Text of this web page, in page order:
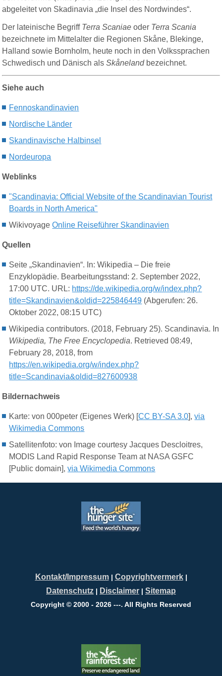
abgeleitet von Skadinavia „die Insel des Nordwindes“.
Der lateinische BegriffTerra Scaniae oder Terra Scania
bezeichnete im Mittelalter die Regionen Skåne, Blekinge,
Halland sowie Bornholm, heute noch in den Volkssprachen
Schwedisch und Dänisch alsSkånelandbezeichnet.
Siehe auch
Fennoskandinavien
Nordische Länder
Skandinavische Halbinsel
Nordeuropa
Weblinks
"Scandinavia: Official Website of the Scandinavian Tourist
Boards in North America"
WikivoyageOnline Reiseführer Skandinavien
Quellen
Seite „Skandinavien“. In: Wikipedia – Die freie
Enzyklopädie. Bearbeitungsstand: 2. September 2022,
17:00 UTC. URL: https://de.wikipedia.org/w/index.php?
title=Skandinavien&oldid=225846449 (Abgerufen: 26.
Oktober 2022, 08:15 UTC)
Wikipedia contributors. (2018, February 25). Scandinavia. In
Wikipedia, The Free Encyclopedia. Retrieved 08:49,
February 28, 2018, from
https://en.wikipedia.org/w/index.php?
title=Scandinavia&oldid=827600938
Bildernachweis
Karte: von 000peter (Eigenes Werk) [CC BY-SA 3.0],via
Wikimedia Commons
Satellitenfoto: von Image courtesy Jacques Descloitres,
MODIS Land Rapid Response Team at NASA GSFC
[Public domain],via Wikimedia Commons
Kontakt/Impressum| Copyrightvermerk|
Datenschutz | Disclaimer | Sitemap
Copyright © 2000 - 2026 ---. All Rights Reserved